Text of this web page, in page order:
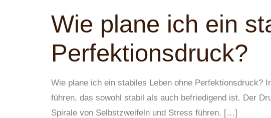
Wie plane ich ein
Perfektionsdruck?
Wie plane ich ein stabiles Leben ohne Perfektionsdruck?
führen, das sowohl stabil als auch befriedigend ist. Der
Spirale von Selbstzweifeln und Stress führen. […]